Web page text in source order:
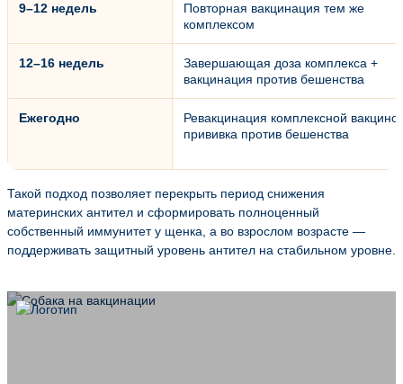
9–12 недель
Повторная вакцинация тем же
комплексом
12–16 недель
Завершающая доза комплекса +
вакцинация против бешенства
Ежегодно
Ревакцинация комплексной
прививка против бешенства
Такой подход позволяет перекрыть период снижения
материнских антител и сформировать полноценный
собственный иммунитет у щенка, а во взрослом возрасте —
поддерживать защитный уровень антител на стабильном уровне.